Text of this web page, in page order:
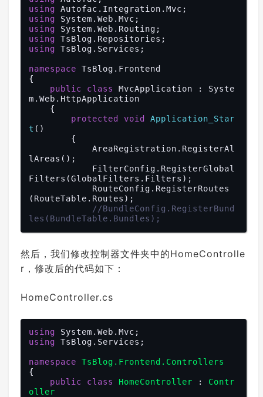
            }
        }
///
<summary>
/// 根据实体删除一条数据
///
<param name="entity">
类
///
<returns></returns>
public
bool Delete
using
(var
db = DbFactory.G
etSqlSugarClient())
            {
var i = db.Deleteable(e
ntity).ExecuteCommand();
return i > 0;
            }
<summary>
/// 删除指定ID的数据
/// <returns></returns>
public bool
using
            {
var
ost>(id).ExecuteCommand();
return
            }
        }
///
<summary>
using
using
using
using
using
TsBlog.Services;
namespace TsBlog.Frontend
{
public
class
MvcApplication : Syste
m.Web.HttpApplication
protected
void
Application_Star
t ()
{
lAreas();
Filters(GlobalFilters.Filters);
(RouteTable.Routes);
//BundleConfig.RegisterBund
les(BundleTable.Bundles);
        }
private void
Builder();
//注册MvcApplication程序集中所
有的控制器
            builder.RegisterControllers
(typeof(MvcApplication).Assembly);
//注册仓储层服务
            builder.RegisterType<PostRe
pository>().As<IPostRepository>();
然后，我们修改控制器文件夹中的HomeControlle
r，修改后的代码如下：
HomeController.cs
using
using
TsBlog.Services;
namespace
TsBlog.Frontend.Controllers
{
public
class HomeController : Contr
oller